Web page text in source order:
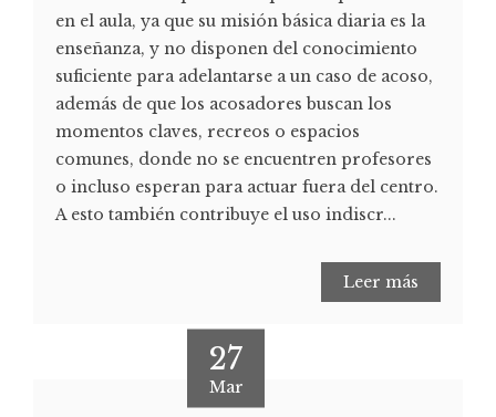
en el aula, ya que su misión básica diaria es la
enseñanza, y no disponen del conocimiento
suficiente para adelantarse a un caso de acoso,
además de que los acosadores buscan los
momentos claves, recreos o espacios
comunes, donde no se encuentren profesores
o incluso esperan para actuar fuera del centro.
A esto también contribuye el uso indiscr...
Leer más
27
Mar